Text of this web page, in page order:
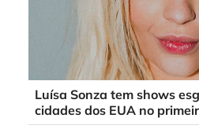
Luísa Sonza tem shows
cidades dos EUA no